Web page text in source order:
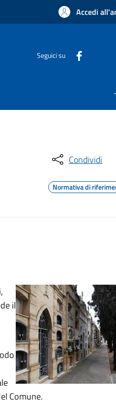
Accedi
Seguici su
Condividi
Normativa di
il
Comune.